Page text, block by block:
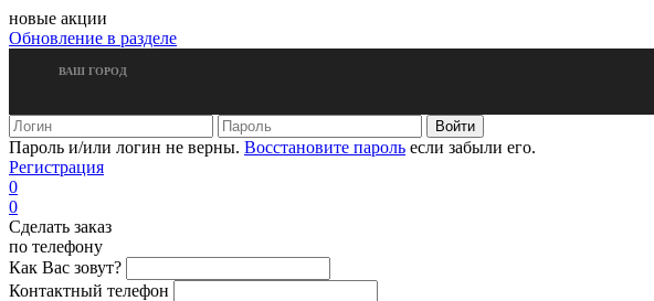
новые акции
Обновление в разделе
ВАШ ГОРОД
Пароль и/или логин не верны. Восстановите пароль если забыли его.
Регистрация
0
0
Сделать заказ
по телефону
Как Вас зовут?
Контактный телефон